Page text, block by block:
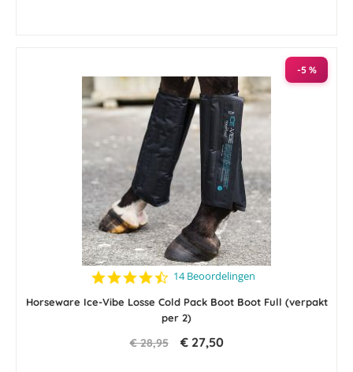
-5 %
4.4
rating
14 Beoordelingen
Horseware Ice-Vibe Losse Cold Pack Boot Boot Full (verpakt
per 2)
€ 28,95 € 27,50